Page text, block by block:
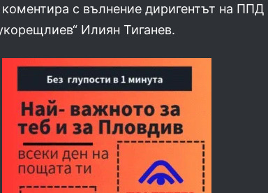
коментира с вълнение диригентът на ППД
Илиян Тиганев.